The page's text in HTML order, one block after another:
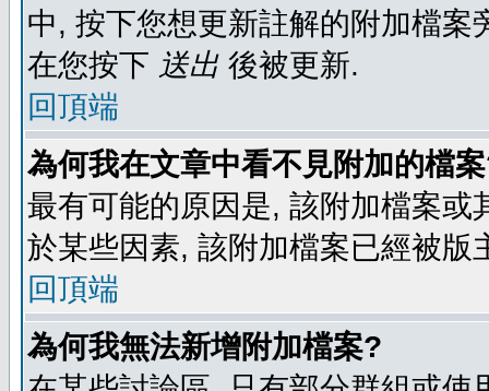
中, 按下您想更新註解的附加檔案
在您按下 送出 後被更新.
回頂端
為何我在文章中看不見附加的檔
最有可能的原因是, 該附加檔案
於某些因素, 該附加檔案已經被版
回頂端
為何我無法新增附加檔案?